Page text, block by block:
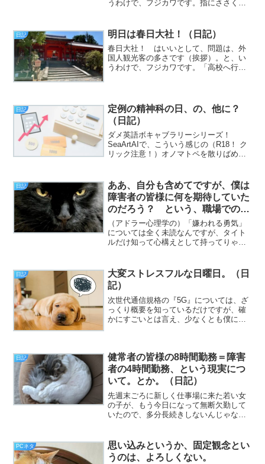
うわけで、フジカワです。指にささくれ
ソウコウを貼らざるを得なくなった土曜
日、皆様いかがお過ごしで...
日記 明日は春日大社！（日記）
春日大社！ はいいとして、問題は、外
国人観光客の多さです（挨拶）。と、い
うわけで、フジカワです。「高校へ行か
ぜ！？」という夢を見て、かつ、...
日記
定例の精神科の日、の、他に？
（日記）
ダメ英語ボキャブラリーシリーズ！
SeaArtAIで、こういう感じの（R18！ ク
リック注意！）オノマトペを散りばめた
（挨拶）と、いうわけで、フジ...
日記
ああ、自分も含めてですが、僕は
障害者の皆様に何を期待していた
のだろう？ という、職場での人
間関係の話。あと、ANKER有
能。（日記）
（アドラー心理学の）「嫌われる勇気」
については全く未読なんですが、タイト
ルだけ知って心構えとして持ってりゃ、
ている就労継続支援施設は、明るいです
し、清潔感もあります。その...
日記
大変ストレスフルな日曜日。（日
記）
次世代通信規格の『5G』については、ざ
っくり概要を知っているだけですが、確
かにすごいとは言え、少なくとも僕に
は、折に触れて書いてる通り...
日記
健常者の皆様の8時間勤務＝障害
者の4時間勤務、という現実につ
いて。とか。（日記）
先週末ごろに新しく仕事場に来た若い女
の子が、もう今日になって無断欠勤して
いたので、多分長続きしないんじゃない
レジェンドになるレベルで寝覚めが悪
く、「仕事したくないでござる...
PCネタ
思い込みというか、固定観念とい
うのは、よろしくない。